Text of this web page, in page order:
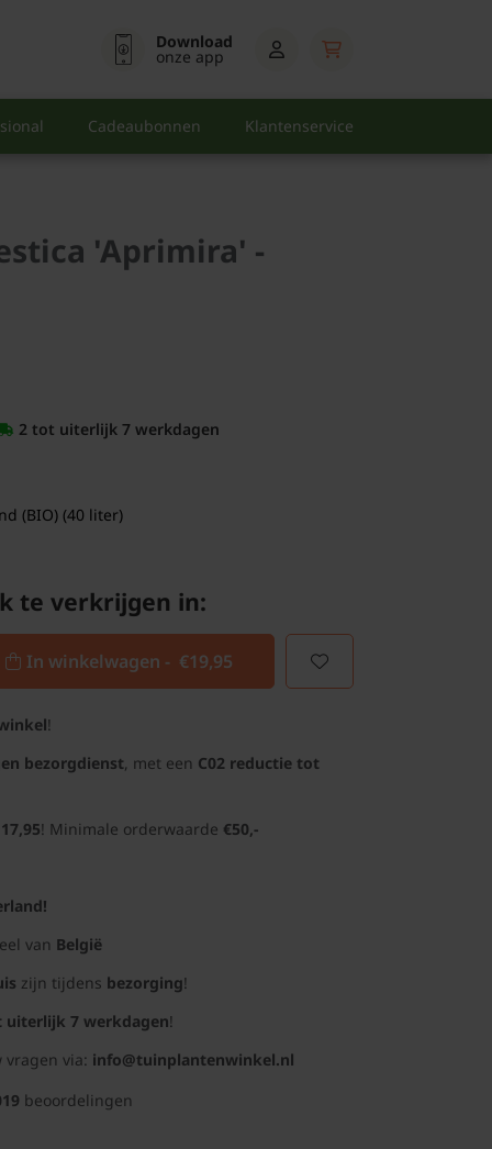
Download
onze app
Cadeaubonnen Klantenservice
'Aprimira' -
2 tot uiterlijk 7 werkdagen
(BIO) (40 liter)
te verkrijgen in:
In winkelwagen - €19,95
!
bezorgdienst, met een C02 reductie tot
! Minimale orderwaarde €50,-
van België
zijn tijdens bezorging!
uiterlijk 7 werkdagen!
vragen via: info@tuinplantenwinkel.nl
beoordelingen